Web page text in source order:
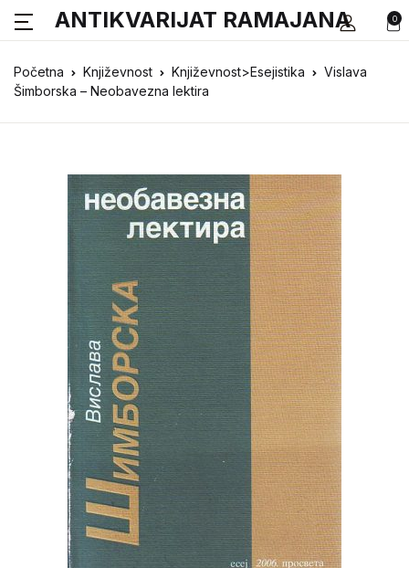
0
ANTIKVARIJAT RAMAJANA
Početna Književnost Književnost>Esejistika
Vislava
Šimborska – Neobavezna lektira